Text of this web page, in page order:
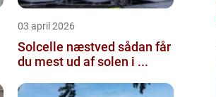
03 april 2026
Solcelle næstved sådan får
du mest ud af solen i ...